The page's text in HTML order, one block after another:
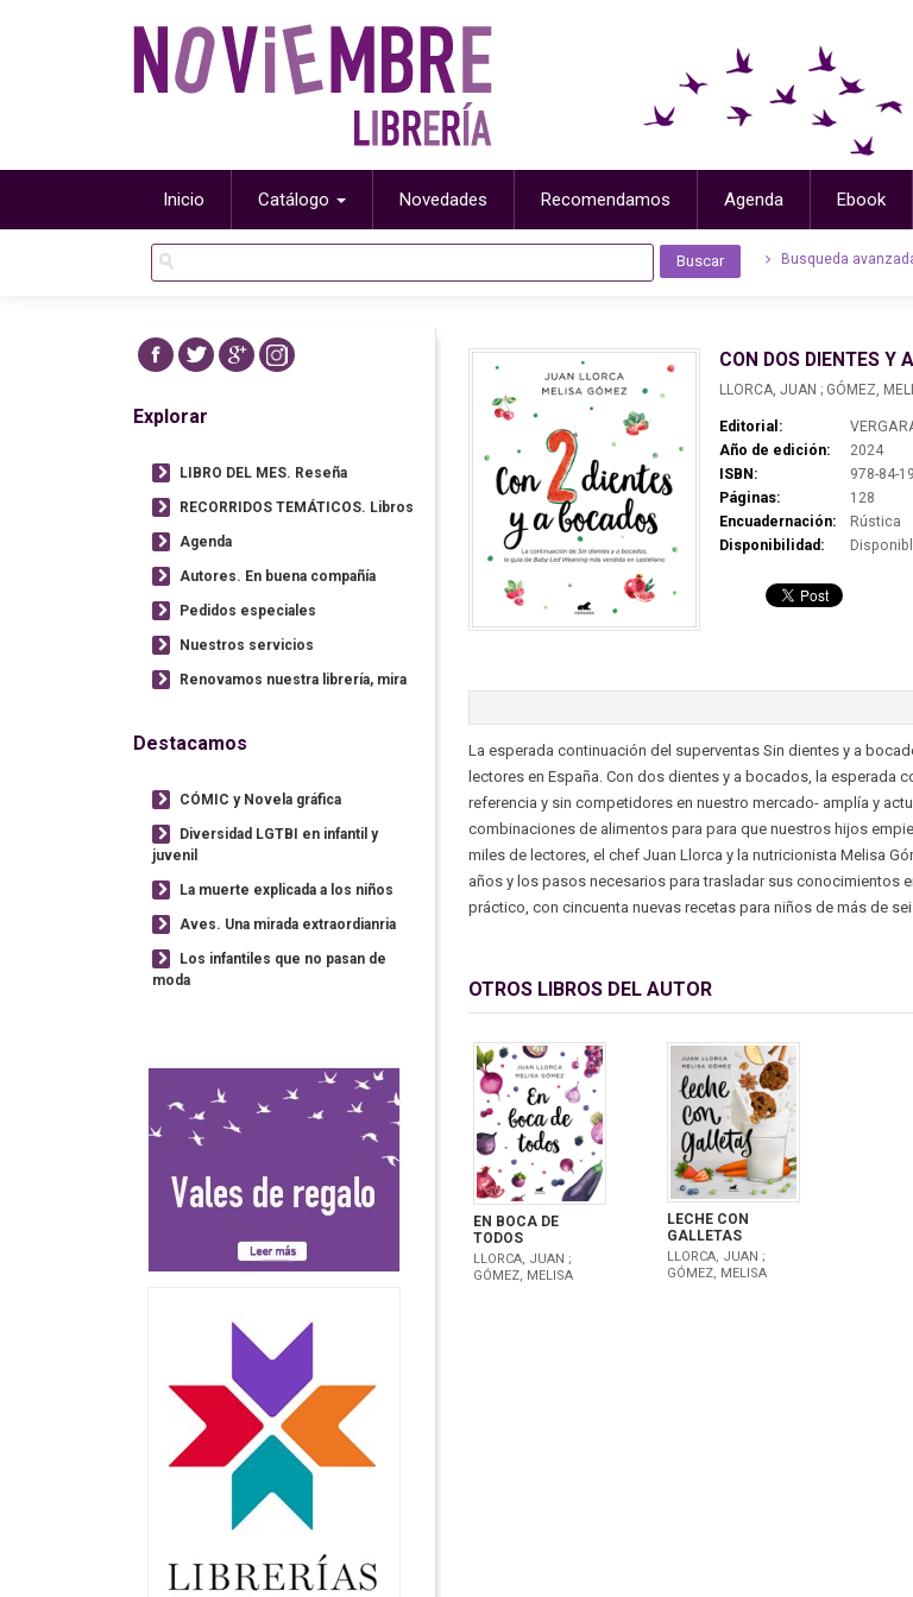
Inicio Catálogo Novedades Recomendamos Agenda Ebook
Busqueda
CON DOS DIENTES Y
LLORCA, JUAN ; GÓMEZ,
Editorial:
Año de edición:
2024
ISBN:
978-84-
Páginas:
128
Encuadernación:
Rústica
Disponibilidad:
La esperada continuación del superventas Sin dientes y a
lectores en España. Con dos dientes y a bocados, la esperada
referencia y sin competidores en nuestro mercado- amplía y
combinaciones de alimentos para para que nuestros hijos
miles de lectores, el chef Juan Llorca y la nutricionista Melisa
años y los pasos necesarios para trasladar sus conocimientos
práctico, con cincuenta nuevas recetas para niños de más de
OTROS LIBROS DEL AUTOR
EN BOCA DE
TODOS
LLORCA, JUAN ;
GÓMEZ, MELISA
LECHE CON
GALLETAS
LLORCA, JUAN ;
GÓMEZ, MELISA
Explorar
LIBRO DEL MES. Reseña
RECORRIDOS TEMÁTICOS. Libros
Agenda
Autores. En buena compañía
Pedidos especiales
Nuestros servicios
Renovamos nuestra librería, mira
Destacamos
CÓMIC y Novela gráfica
Diversidad LGTBI en infantil y
juvenil
La muerte explicada a los niños
Aves. Una mirada extraordianria
Los infantiles que no pasan de
moda